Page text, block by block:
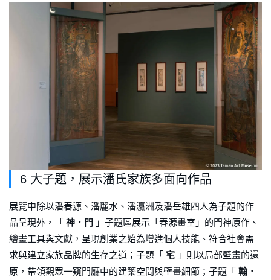
6 大子題，展示潘氏家族多面向作品
展覽中除以潘春源、潘麗水、潘瀛洲及潘岳雄四人為子題的作
品呈現外，「 神．門 」子題區展示「春源畫室」的門神原作、
繪畫工具與文獻，呈現創業之始為增進個人技能、符合社會需
求與建立家族品牌的生存之道；子題「 宅 」則以局部壁畫的還
原，帶領觀眾一窺門廳中的建築空間與壁畫細節；子題「 翰．